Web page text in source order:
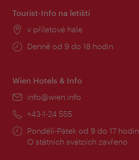
Tourist-Info na letišti
Místo:
v příletové hale
Provozní
Denně od 9 do 18 hodin
Wien Hotels & Info
E-
info@wien.info
Telefon:
+43-1-24 555
Provozní
doba:
Pondělí-Pátek od 9 do 17 hodin
O státních svátcích zavřeno